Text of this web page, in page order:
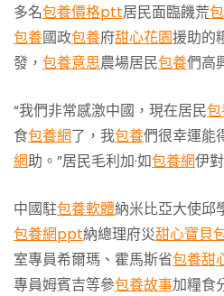
多名包養價格ptt居民面臨饑荒
包養國政包養府甜心花園援助的
發， 包養意思農場居民包養們高
“我們非常感激中國，現在居民
食包養網了，我包養們很幸運能
網助。”居民毛利加·如包養網伊對
中國駐包養軟體納米比亞大使邱
包養網ppt納總理府災甜心寶貝
室專員希爾瑪、霍馬斯省包養甜
專員姆賓吉等參包養故事加糧食